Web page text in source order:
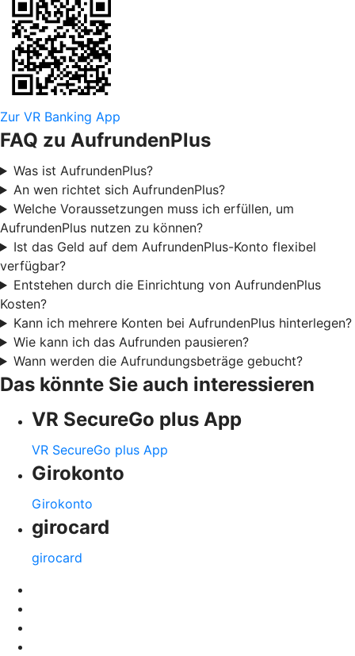
Zur VR Banking App
FAQ zu AufrundenPlus
Was ist AufrundenPlus?
An wen richtet sich AufrundenPlus?
Welche Voraussetzungen muss ich erfüllen, um
AufrundenPlus nutzen zu können?
Ist das Geld auf dem AufrundenPlus-Konto flexibel
verfügbar?
Entstehen durch die Einrichtung von AufrundenPlus
Kosten?
Kann ich mehrere Konten bei AufrundenPlus hinterlegen?
Wie kann ich das Aufrunden pausieren?
Wann werden die Aufrundungsbeträge gebucht?
Das könnte Sie auch interessieren
VR SecureGo plus App
VR SecureGo plus App
Girokonto
Girokonto
girocard
girocard